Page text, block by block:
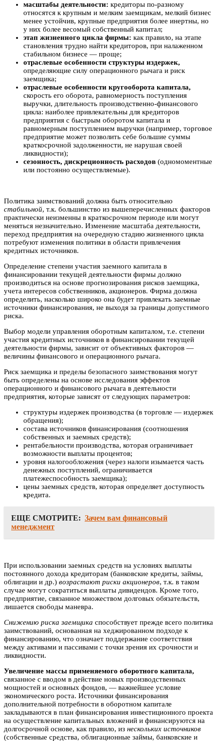
масштабы деятельности: кредиторы по-разному
относятся к крупным и мелким заемщикам, мелкий бизнес
менее устойчив, крупные предприятия более инертны, но
у них более весомый собственный капитал;
этап жизненного цикла фирмы: как правило, на этапе
становления трудно найти кредиторов, при налаженном
стабильном бизнесе — проще;
отраслевые особенности структуры издержек,
определяющие силу операционного рычага и риск
заемщика;
отраслевые особенности кругооборота капитала,
скорость его оборота, равномерность поступления
выручки, длительность производственно-финансового
цикла: наиболее привлекательны для кредиторов
предприятия с быстрым оборотом капитала и
равномерным поступлением выручки (например, торговое
предприятие может позволить себе большие суммы
краткосрочной задолженности, не нарушая своей
ликвидности);
сезонность, дискреционность расходов (одномоментные
или постоянно осуществляемые).
Политика заимствований должна быть относительно
стабильной, т.к. большинство из вышеперечисленных факторов
практически неизменны в краткосрочном периоде или могут
меняться незначительно. Изменение масштаба деятельности,
переход предприятия на очередную стадию жизненного цикла
потребуют изменения политики в области привлечения
кредитных источников.
Определение степени участия заемного капитала в
финансировании текущей деятельности фирмы должно
производиться на основе прогнозирования рисков заемщика,
учета интересов собственников, акционеров. Фирма должна
определить, насколько широко она будет привлекать заемные
источники финансирования, не выходя за границы допустимого
риска.
Выбор модели управления оборотным капиталом, т.е. степени
участия кредитных источников в финансировании текущей
деятельности фирмы, зависит от объективных факторов —
величины финансового и операционного рычага.
Риск заемщика и пределы безопасного заимствования могут
быть определены на основе исследования эффектов
операционного и финансового рычага в деятельности
предприятия, которые зависят от следующих параметров:
структуры издержек производства (в торговле — издержек
обращения);
состава источников финансирования (соотношения
собственных и заемных средств);
рентабельности производства, которая ограничивает
возможности выплаты процентов;
уровня налогообложения (через налоги изымается часть
денежных поступлений, ограничивается
платежеспособность заемщика);
цены заемных средств, которая определяет доступность
кредита.
ЕЩЕ СМОТРИТЕ: Зачем вам финансовый
менеджмент
При использовании заемных средств на условиях выплаты
постоянного дохода кредиторам (банковские кредиты, займы,
облигации и др.) возрастают риски акционеров, т.к. в таком
случае могут сократиться выплаты дивидендов. Кроме того,
предприятие, связанное множеством долговых обязательств,
лишается свободы маневра.
Снижению риска заемщика способствует прежде всего политика
заимствований, основанная на хеджированном подходе к
финансированию, что означает поддержание соответствия
между активами и пассивами с точки зрения их срочности и
ликвидности.
Увеличение массы применяемого оборотного капитала,
связанное с вводом в действие новых производственных
мощностей и основных фондов, — важнейшее условие
экономического роста. Источники финансирования
дополнительной потребности в оборотном капитале
закладываются в план финансирования инвестиционного проекта
на осуществление капитальных вложений и финансируются на
долгосрочной основе, как правило, из нескольких источников
(собственные средства, облигационные займы, банковские и